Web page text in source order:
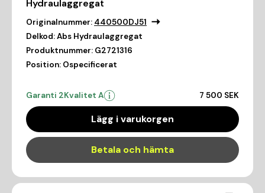
Hydraulaggregat
Originalnummer: 440500DJ51
Delkod:Abs Hydraulaggregat
Produktnummer: G2721316
Position: Ospecificerat
Garanti 2Kvalitet A 7 500 SEK
Lägg i varukorgen
Betala och hämta